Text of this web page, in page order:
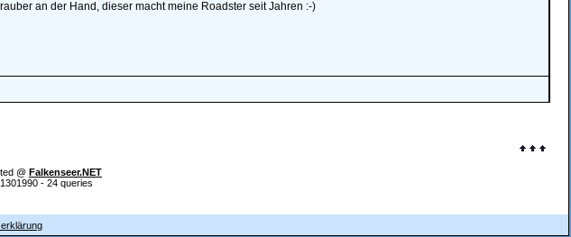
an der Hand, dieser macht meine Roadster seit Jahren :-)
@ Falkenseer.NET
- 24 queries